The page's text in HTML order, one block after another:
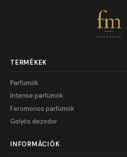
fm
PARFÜMÖK
TERMÉKEK
Parfümök
Intense parfümök
Feromonos parfümök
Golyós dezodor
INFORMÁCIÓK